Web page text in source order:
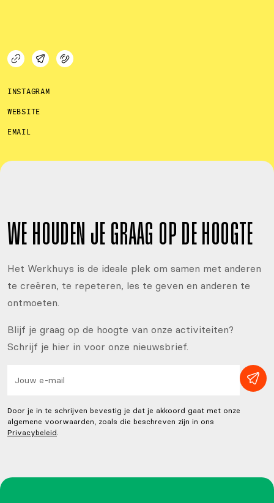
INSTAGRAM
WEBSITE
EMAIL
WE HOUDEN JE GRAAG OP DE HOOGTE
Het Werkhuys is de ideale plek om samen met anderen
te creëren, te repeteren, les te geven en anderen te
ontmoeten.
Blijf je graag op de hoogte van onze activiteiten?
Schrijf je hier in voor onze nieuwsbrief.
Door je in te schrijven bevestig je dat je akkoord gaat met onze
algemene voorwaarden, zoals die beschreven zijn in ons
Privacybeleid